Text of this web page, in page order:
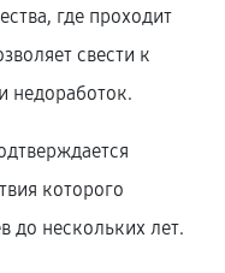
где проходит
свести к
недоработок.
которого
до нескольких лет.